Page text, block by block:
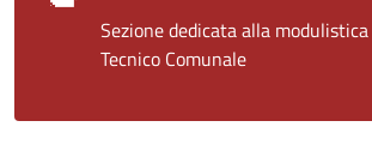
Sezione dedicata alla
Tecnico Comunale